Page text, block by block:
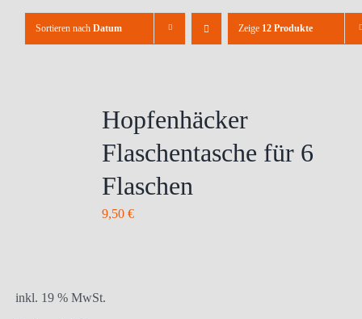
Sortieren nach Datum Zeige 12 Produkte
Hopfenhäcker
Flaschentasche für 6
Flaschen
9,50 €
inkl. 19 % MwSt.